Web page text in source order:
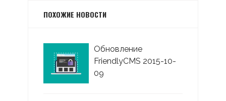
ПОХОЖИЕ НОВОСТИ
Обновление
FriendlyCMS 2015-10-
09